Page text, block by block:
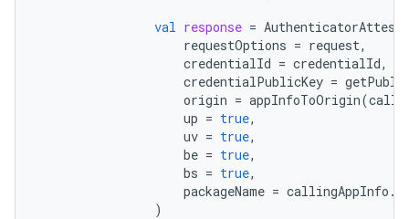
val response =
requestOptions = request,
credentialId = credentialId,
credentialPublicKey =
origin = appInfoToOrigin(
up = true,
uv = true,
be = true,
bs = true,
packageName = callingAppInfo .
)